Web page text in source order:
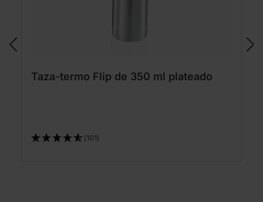
Taza-termo Flip de 350 ml plateado
(101)